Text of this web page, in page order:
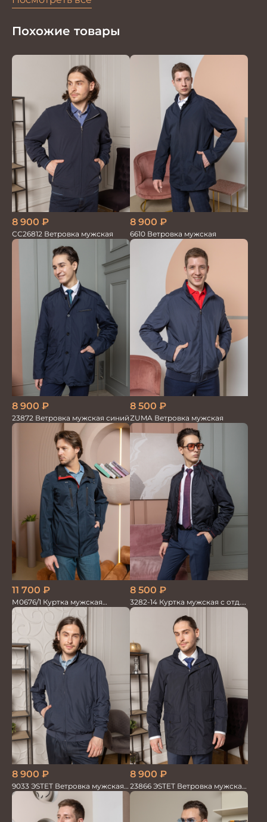
Похожие товары
8 900 ₽
СС26812 Ветровка мужская
8 900 ₽
6610 Ветровка мужская
8 900 ₽
23872 Ветровка мужская синий
8 500 ₽
ZUMA Ветровка мужская
11 700 ₽
М0676/1 Куртка мужская
т.синий/красный
8 500 ₽
3282-14 Куртка мужская с отд.
из трикотажа
8 900 ₽
9033 ЭSTET Ветровка мужская
синий
8 900 ₽
23866 ЭSTET Ветровка мужская
синий